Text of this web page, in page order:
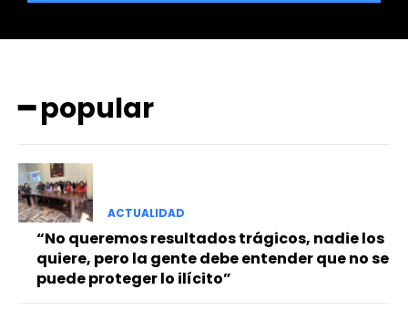
━ popular
ACTUALIDAD
“No queremos resultados trágicos, nadie los
quiere, pero la gente debe entender que no se
puede proteger lo ilícito”